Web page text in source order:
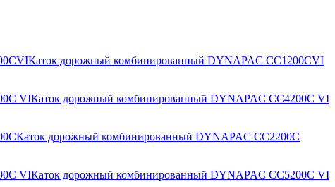
Каток дорожный комбинированный DYNAPAC CC1200CVI
Каток дорожный комбинированный DYNAPAC CC4200C VI
Каток дорожный комбинированный DYNAPAC CC2200C
Каток дорожный комбинированный DYNAPAC CC5200C VI